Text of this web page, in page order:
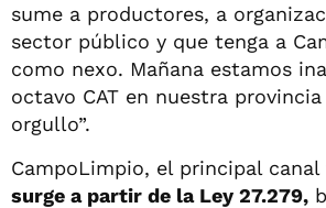
sume a productores, a
sector público y que tenga a
como nexo. Mañana estamos
octavo CAT en nuestra
orgullo”.
CampoLimpio, el principal
surge a partir de la Ley 27.279,